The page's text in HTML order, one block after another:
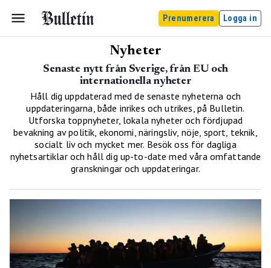
Prenumerera Logga in
Nyheter
Senaste nytt från Sverige, från EU och
internationella nyheter
Håll dig uppdaterad med de senaste nyheterna och
uppdateringarna, både inrikes och utrikes, på Bulletin.
Utforska toppnyheter, lokala nyheter och fördjupad
bevakning av politik, ekonomi, näringsliv, nöje, sport, teknik,
socialt liv och mycket mer. Besök oss för dagliga
nyhetsartiklar och håll dig up-to-date med våra omfattande
granskningar och uppdateringar.